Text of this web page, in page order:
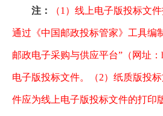
注： （1）线上电子版投标文
通过《中国邮政投标管家》工具编
邮政电子采购与供应平台”（网址：
电子版投标文件。（2）纸质版投
件应为线上电子版投标文件的打印